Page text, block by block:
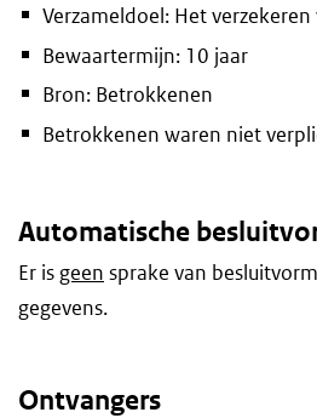
Verzameldoel: Het
Bewaartermijn: 10 jaar
Bron: Betrokkenen
Betrokkenen waren niet
Automatische
Er is geen sprake van
gegevens.
Ontvangers